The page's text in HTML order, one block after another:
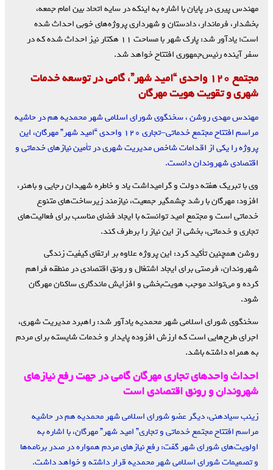
مهندس پیری در پایان با اشاره به اینکه در سایه اتحاد بین امام ‌جمعه،
بخشدار، فرماندار، دادستان و شهرداری پروژه‌های خوبی احداث شده
است؛ یادآور شد: پارک شهر با مساحت ۱۱ هکتار نیز احداث شده که در
سفر آینده رئیس‌جمهوری افتتاح خواهد شد.
مجتمع ۱۲۰ واحدی “امید شهر”، گامی در توسعه خدمات
شهری و تقویت هویت مهرگان
مهندس مهدی روشن ، سخنگوی شورای اسلامی شهر محمدیه هم در حاشیه
مراسم افتتاح مجتمع خدماتی–تجاری ۱۲۰ واحدی “امید شهر” مهرگان، این
پروژه را یکی از اقدامات شاخص مدیریت شهری در تأمین نیازهای خدماتی و
اقتصادی شهروندان دانست.
وی با تبریک هفته دولت و گرامیداشت یاد و خاطره شهیدان رجایی و باهنر،
افزود: مهرگان با رشد چشمگیر جمعیت، نیازمند زیرساخت‌های متنوع
خدماتی است و مجتمع امید توانسته با ایجاد فضای مناسب برای فعالیت‌های
تجاری و خدماتی، بخشی از این نیاز را برطرف کند.
روشن همچنین تأکید کرد: این پروژه علاوه بر ارتقای کیفیت زندگی
شهروندان، فرصتی برای ایجاد اشتغال و رونق اقتصادی در منطقه فراهم
کرده و می‌تواند موجب هویت‌بخشی و افزایش ماندگاری ساکنان مهرگان
شود.
سخنگوی شورای اسلامی شهر محمدیه یادآور شد: راهبرد مدیریت شهری،
اجرای طرح‌هایی است که ارزش افزوده پایدار و خدمات شایسته برای مردم
به همراه داشته باشد.
احداث واحدهای تجاری مهرگان گامی در جهت رفع نیازهای
شهروندان و رونق اقتصادی است
زینب سیادهنی، دیگر عضو شورای اسلامی شهر محمدیه هم در حاشیه
مراسم افتتاح مجتمع خدماتی و تجاری” امید شهر” مهرگان، با اشاره به
اولویت‌های شورای شهر گفت: رفع نیازهای مردم همواره در صدر برنامه‌ها
و تصمیمات شورای اسلامی شهر محمدیه قرار داشته و خواهد داشت.